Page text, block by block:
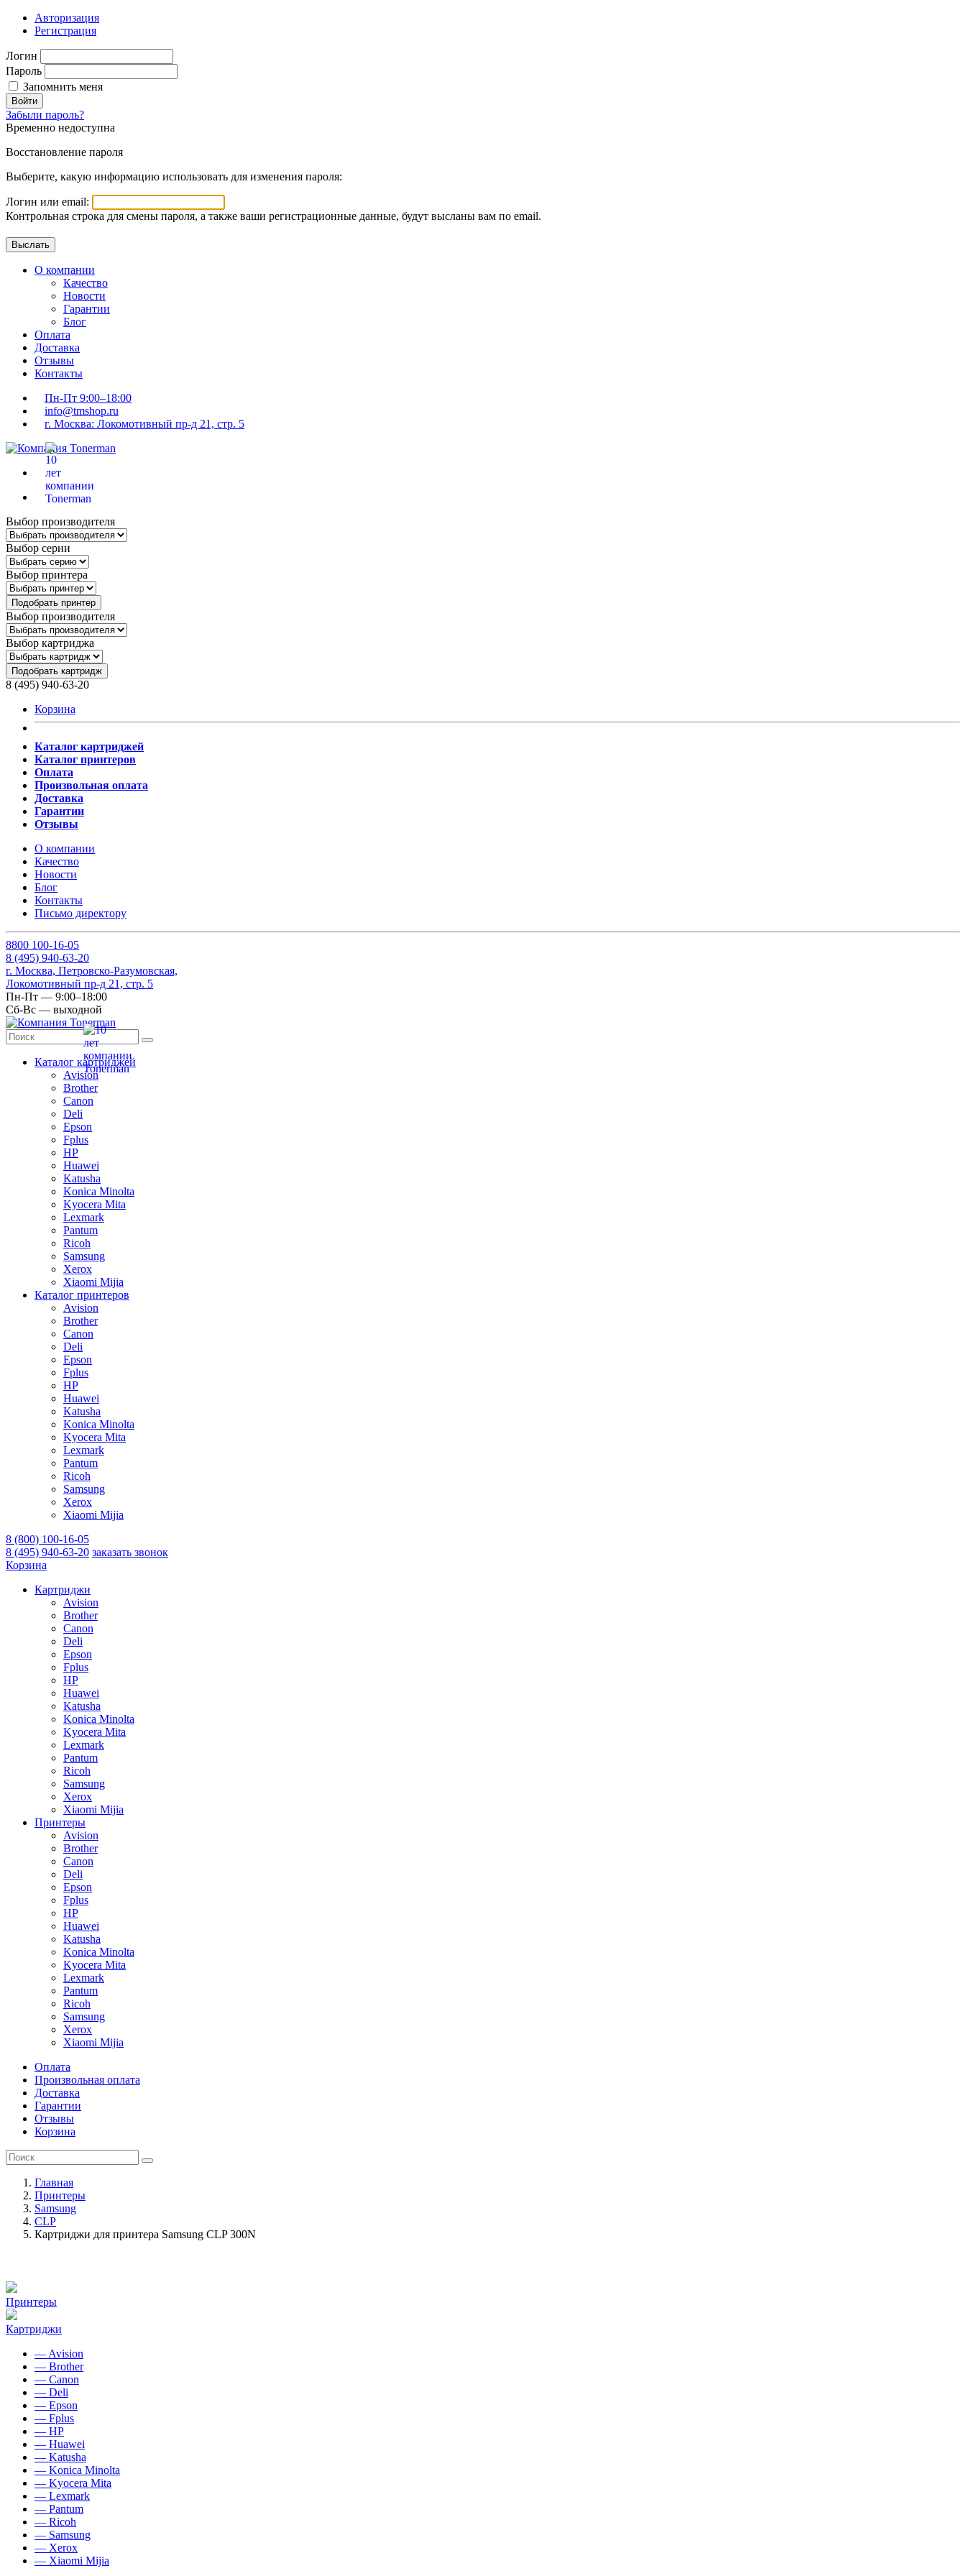
Авторизация
Регистрация
Логин
Пароль
Запомнить меня
Войти
Забыли пароль?
Временно недоступна
Восстановление пароля
Выберите, какую информацию использовать для изменения пароля:
Логин или email:
Контрольная строка для смены пароля, а также ваши регистрационные данные, будут высланы вам по email.
О компании
Качество
Новости
Гарантии
Блог
Оплата
Доставка
Отзывы
Контакты
Пн-Пт 9:00–18:00
info@tmshop.ru
г. Москва: Локомотивный пр-д 21, стр. 5
Выбор производителя
Выбор серии
Выбор принтера
Подобрать принтер
Выбор производителя
Выбор картриджа
Подобрать картридж
8 (495) 940-63-20
Корзина
Каталог картриджей
Каталог принтеров
Оплата
Произвольная оплата
Доставка
Гарантии
Отзывы
О компании
Качество
Новости
Блог
Контакты
Письмо директору
8800 100-16-05
8 (495) 940-63-20
г. Москва, Петровско-Разумовская,
Локомотивный пр-д 21, стр. 5
Пн-Пт — 9:00–18:00
Сб-Вс — выходной
Каталог картриджей
Avision
Brother
Canon
Deli
Epson
Fplus
HP
Huawei
Katusha
Konica Minolta
Kyocera Mita
Lexmark
Pantum
Ricoh
Samsung
Xerox
Xiaomi Mijia
Каталог принтеров
Avision
Brother
Canon
Deli
Epson
Fplus
HP
Huawei
Katusha
Konica Minolta
Kyocera Mita
Lexmark
Pantum
Ricoh
Samsung
Xerox
Xiaomi Mijia
8 (800) 100-16-05
8 (495) 940-63-20 заказать звонок
Корзина
Картриджи
Avision
Brother
Canon
Deli
Epson
Fplus
HP
Huawei
Katusha
Konica Minolta
Kyocera Mita
Lexmark
Pantum
Ricoh
Samsung
Xerox
Xiaomi Mijia
Принтеры
Avision
Brother
Canon
Deli
Epson
Fplus
HP
Huawei
Katusha
Konica Minolta
Kyocera Mita
Lexmark
Pantum
Ricoh
Samsung
Xerox
Xiaomi Mijia
Оплата
Произвольная оплата
Доставка
Гарантии
Отзывы
Корзина
Главная
Принтеры
Samsung
CLP
Картриджи для принтера Samsung CLP 300N
Принтеры
Картриджи
— Avision
— Brother
— Canon
— Deli
— Epson
— Fplus
— HP
— Huawei
— Katusha
— Konica Minolta
— Kyocera Mita
— Lexmark
— Pantum
— Ricoh
— Samsung
— Xerox
— Xiaomi Mijia